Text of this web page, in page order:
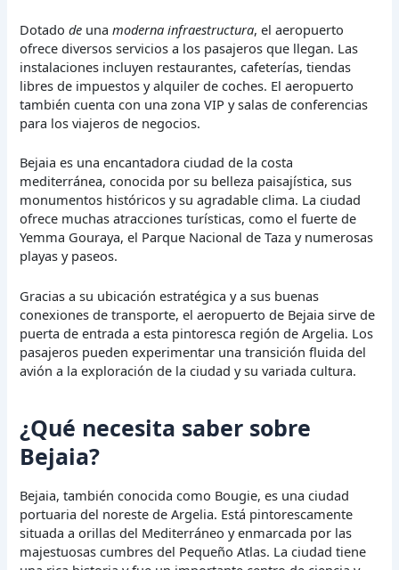
Dotadode unamoderna infraestructura, el aeropuerto
ofrece diversos servicios a los pasajeros que llegan. Las
instalaciones incluyen restaurantes, cafeterías, tiendas
libres de impuestos y alquiler de coches. El aeropuerto
también cuenta con una zona VIP y salas de conferencias
para los viajeros de negocios.
Bejaia es una encantadora ciudad de la costa
mediterránea, conocida por su belleza paisajística, sus
monumentos históricos y su agradable clima. La ciudad
ofrece muchas atracciones turísticas, como el fuerte de
Yemma Gouraya, el Parque Nacional de Taza y numerosas
playas y paseos.
Gracias a su ubicación estratégica y a sus buenas
conexiones de transporte, el aeropuerto de Bejaia sirve de
puerta de entrada a esta pintoresca región de Argelia. Los
pasajeros pueden experimentar una transición fluida del
avión a la exploración de la ciudad y su variada cultura.
¿Qué necesita saber sobre
Bejaia?
Bejaia, también conocida como Bougie, es una ciudad
portuaria del noreste de Argelia. Está pintorescamente
situada a orillas del Mediterráneo y enmarcada por las
majestuosas cumbres del Pequeño Atlas. La ciudad tiene